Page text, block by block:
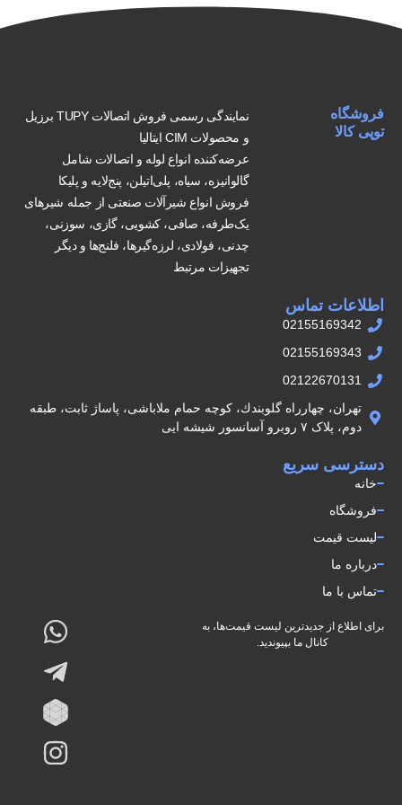
فروشگاه
توپی کالا
نمایندگی رسمی فروش اتصالات TUPY برزیل
و محصولات CIM ایتالیا
عرضه‌کننده انواع لوله و اتصالات شامل
گالوانیزه، سیاه، پلی‌اتیلن، پنج‌لایه و پلیکا
فروش انواع شیرآلات صنعتی از جمله شیرهای
یک‌طرفه، صافی، کشویی، گازی، سوزنی،
چدنی، فولادی، لرزه‌گیرها، فلنج‌ها و دیگر
تجهیزات مرتبط
دسترسی سریع
خانه
فروشگاه
لیست قیمت
درباره ما
تماس با ما
اطلاعات تماس
02155169342
02155169343
02122670131
تهران، چهارراه گلوبندك، كوچه حمام ملاباشى، پاساژ ثابت، طبقه
دوم، پلاک ۷ روبرو آسانسور شيشه ايى
برای اطلاع از جدیدترین لیست قیمت‌ها، به
کانال ما بپیوندید.